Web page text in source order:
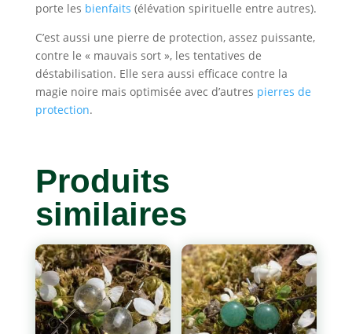
porte les bienfaits (élévation spirituelle entre autres).
C’est aussi une pierre de protection, assez puissante,
contre le « mauvais sort », les tentatives de
déstabilisation. Elle sera aussi efficace contre la
magie noire mais optimisée avec d’autres pierres de
protection.
Produits
similaires